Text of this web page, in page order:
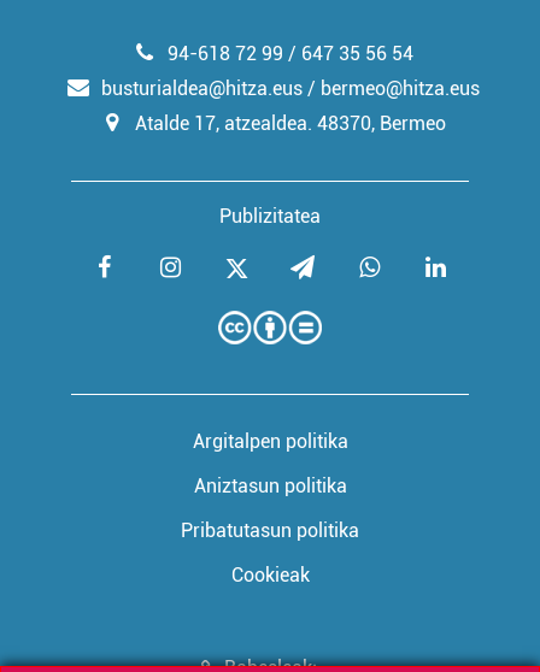
Webgune honek cookie propioak eta hirugarrenen cookie-
fitxategiak erabiltzen ditu. Zure esperientzia eta
Publizitatea
94-618 72 99 / 647 35 56 54
busturialdea@hitza.eus / bermeo@hitza.eus
Atalde 17, atzealdea. 48370, Bermeo
Argitalpen politika
Aniztasun politika
Pribatutasun politika
Cookieak